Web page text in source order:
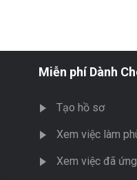
Miễn phí Dành
Tạo hồ sơ
Xem việc làm
Xem việc đã